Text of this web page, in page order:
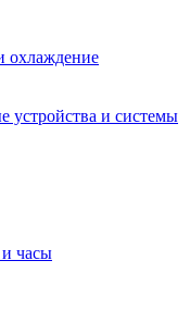
охлаждение
устройства и системы
часы